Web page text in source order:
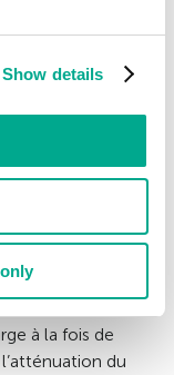
Show details
à la fois de
du